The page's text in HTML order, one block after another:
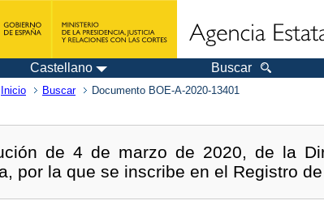
Castellano Buscar
Inicio Buscar Documento BOE-A-2020-13401
de 4 de marzo de 2020, de la
por la que se inscribe en el Registro